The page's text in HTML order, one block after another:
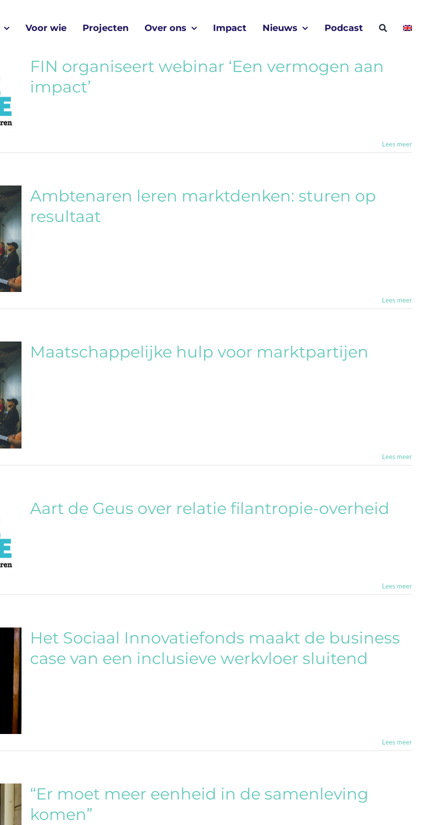
Voor wie Projecten Over ons Impact Nieuws Podcast
FIN organiseert webinar ‘Een vermogen aan
impact’
Lees meer
Ambtenaren leren marktdenken: sturen op
resultaat
Lees meer
Maatschappelijke hulp voor marktpartijen
Lees meer
Aart de Geus over relatie filantropie-overheid
Lees meer
Het Sociaal Innovatiefonds maakt de business
case van een inclusieve werkvloer sluitend
Lees meer
“Er moet meer eenheid in de samenleving
komen”